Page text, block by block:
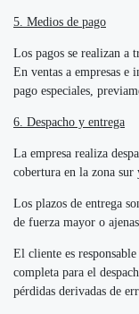
5. Medios de pago
Los pagos se realizan a
En ventas a empresas e
pago especiales,
6. Despacho y entrega
La empresa realiza
cobertura en la zona sur
Los plazos de entrega
de fuerza mayor o
El cliente es
completa para el
pérdidas derivadas de